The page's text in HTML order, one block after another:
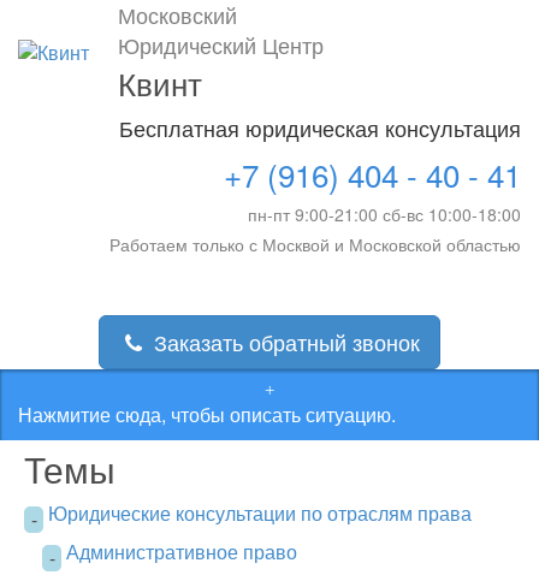
Московский
Юридический Центр
Квинт
Бесплатная юридическая консультация
+7 (916) 404 - 40 - 41
пн-пт 9:00-21:00 сб-вс 10:00-18:00
Работаем только с Москвой и Московской областью
Заказать обратный звонок
Нажмитие сюда, чтобы описать ситуацию.
Темы
- Юридические консультации по отраслям права
- Административное право